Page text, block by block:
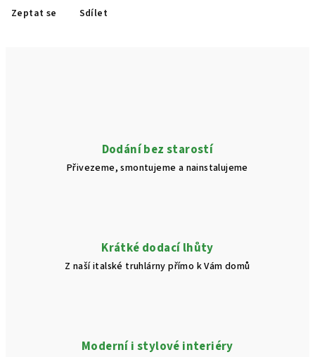
Zeptat se Sdílet
Dodání bez starostí
Přivezeme, smontujeme a nainstalujeme
Krátké dodací lhůty
Z naší italské truhlárny přímo k Vám domů
Moderní i stylové interiéry